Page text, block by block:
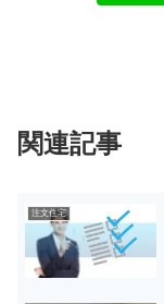
関連記事
注文住宅